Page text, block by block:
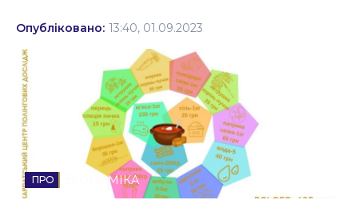
Стиль життя
Втрачений Ужгород
Опубліковано: 13:40, 01.09.2023
ЕКОНОМІКА